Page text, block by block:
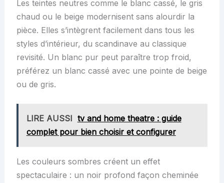
Les teintes neutres comme le blanc cassé, le gris
chaud ou le beige modernisent sans alourdir la
pièce. Elles s’intègrent facilement dans tous les
styles d’intérieur, du scandinave au classique
revisité. Un blanc pur peut paraître trop froid,
préférez un blanc cassé avec une pointe de beige
ou de gris.
LIRE AUSSI tv and home theatre : guide
complet pour bien choisir et configurer
Les couleurs sombres créent un effet
spectaculaire : un noir profond façon cheminée